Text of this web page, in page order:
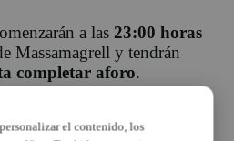
a las 23:00 horas
Massamagrell y tendrán
completar aforo.
al Pati es una propuesta que
el contenido, los